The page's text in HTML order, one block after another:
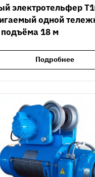
электротельфер
одной
18 м
Подробнее